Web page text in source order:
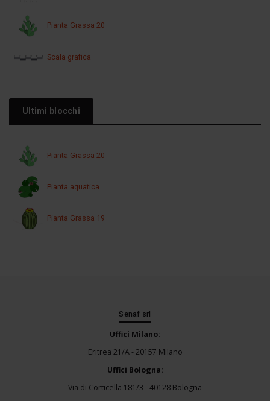
Pianta Grassa 20
Scala grafica
Ultimi blocchi
Pianta Grassa 20
Pianta aquatica
Pianta Grassa 19
Senaf srl
Uffici Milano:
Eritrea 21/A - 20157 Milano
Uffici Bologna:
Via di Corticella 181/3 - 40128 Bologna